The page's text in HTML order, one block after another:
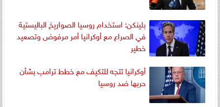
بلينكن: استخدام روسيا الصواريخ الباليستية
في الصراع مع أوكرانيا أمر مرفوض وتصعيد
خطير
أوكرانيا تتجه للتكيف مع خطط ترامب بشأن
حربها ضد روسيا